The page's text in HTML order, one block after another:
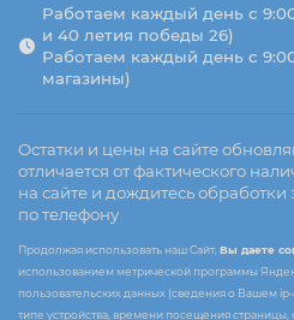
Работаем каждый день с
и 40 летия победы 26)
Работаем каждый день с
магазины)
Остатки и цены на сайте
отличается от фактического
на сайте и дождитесь
по телефону
Продолжая использовать наш Сайт, Вы даете
использованием метрической программы
пользовательских данных (сведения о Вашем
типе устройства, времени посещения страницы,